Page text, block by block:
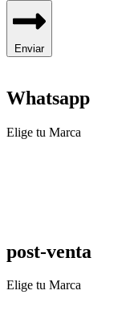
Enviar
Whatsapp
Elige tu Marca
post-venta
Elige tu Marca